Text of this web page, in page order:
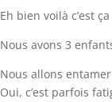
Eh bien voilà c’est
Nous avons 3
Nous allons
Oui, c’est parfois